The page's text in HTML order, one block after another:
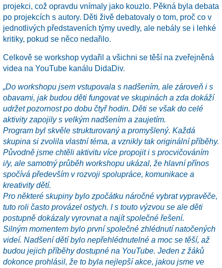
projekci, což opravdu vnímaly jako kouzlo. Pěkná byla debata
po projekcích s autory. Děti živě debatovaly o tom, proč co v
jednotlivých představeních týmy uvedly, ale nebály se i lehké
kritiky, pokud se něco nedařilo.
Celkově se workshop vydařil a všichni se těší na zveřejněná
videa na YouTube kanálu DidaDiv.
„Do workshopu jsem vstupovala s nadšením, ale zároveň i s
obavami, jak budou děti fungovat ve skupinách a zda dokáží
udržet pozornost po dobu čtyř hodin. Děti se však do celé
aktivity zapojily s velkým nadšením a zaujetím.
Program byl skvěle strukturovaný a promyšlený. Každá
skupina si zvolila vlastní téma, a vznikly tak originální příběhy.
Původně jsme chtěli aktivitu více propojit i s procvičováním
i/y, ale samotný průběh workshopu ukázal, že hlavní přínos
spočívá především v rozvoji spolupráce, komunikace a
kreativity dětí.
Pro některé skupiny bylo zpočátku náročné vybrat vypravěče,
tuto roli často provázel ostych. I s touto výzvou se ale děti
postupně dokázaly vyrovnat a najít společné řešení.
Silným momentem bylo první společné zhlédnutí natočených
videí. Nadšení dětí bylo nepřehlédnutelné a moc se těší, až
budou jejich příběhy dostupné na YouTube. Jeden z žáků
dokonce prohlásil, že to byla nejlepší akce, jakou jsme ve